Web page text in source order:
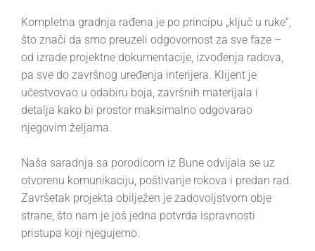
Kompletna gradnja rađena je po principu „ključ u ruke“,
što znači da smo preuzeli odgovornost za sve faze –
od izrade projektne dokumentacije, izvođenja radova,
pa sve do završnog uređenja interijera. Klijent je
učestvovao u odabiru boja, završnih materijala i
detalja kako bi prostor maksimalno odgovarao
njegovim željama.
Naša saradnja sa porodicom iz Bune odvijala se uz
otvorenu komunikaciju, poštivanje rokova i predan rad.
Završetak projekta obilježen je zadovoljstvom obje
strane, što nam je još jedna potvrda ispravnosti
pristupa koji njegujemo.